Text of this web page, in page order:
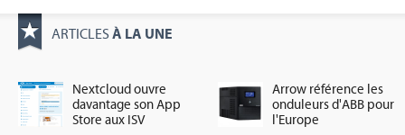
ARTICLES À LA UNE
Nextcloud ouvre
davantage son App
Store aux ISV
Arrow référence les
onduleurs d'ABB pour
l'Europe